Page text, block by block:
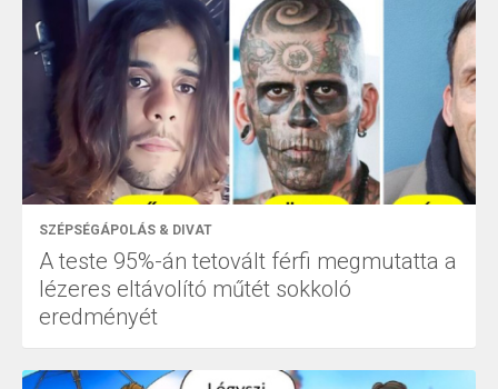
SZÉPSÉGÁPOLÁS & DIVAT
A teste 95%-án tetovált férfi megmutatta a
lézeres eltávolító műtét sokkoló
eredményét